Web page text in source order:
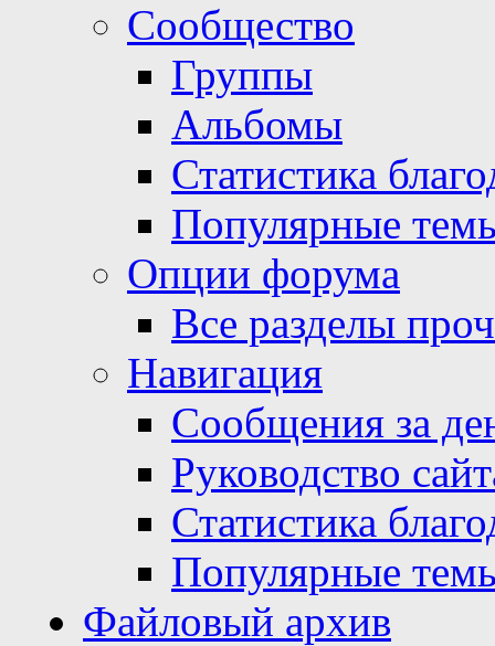
Сообщество
Группы
Альбомы
Статистика
Популярные
Опции форума
Все разделы
Навигация
Сообщения за
Руководство
Статистика
Популярные
Файловый архив